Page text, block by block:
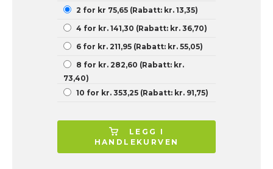
2 for kr 75,65 (Rabatt: kr. 13,35)
4 for kr. 141,30 (Rabatt: kr. 36,70)
6 for kr. 211,95 (Rabatt: kr. 55,05)
8 for kr. 282,60 (Rabatt: kr.
73,40)
10 for kr. 353,25 (Rabatt: kr. 91,75)
LEGG I
HANDLEKURVEN